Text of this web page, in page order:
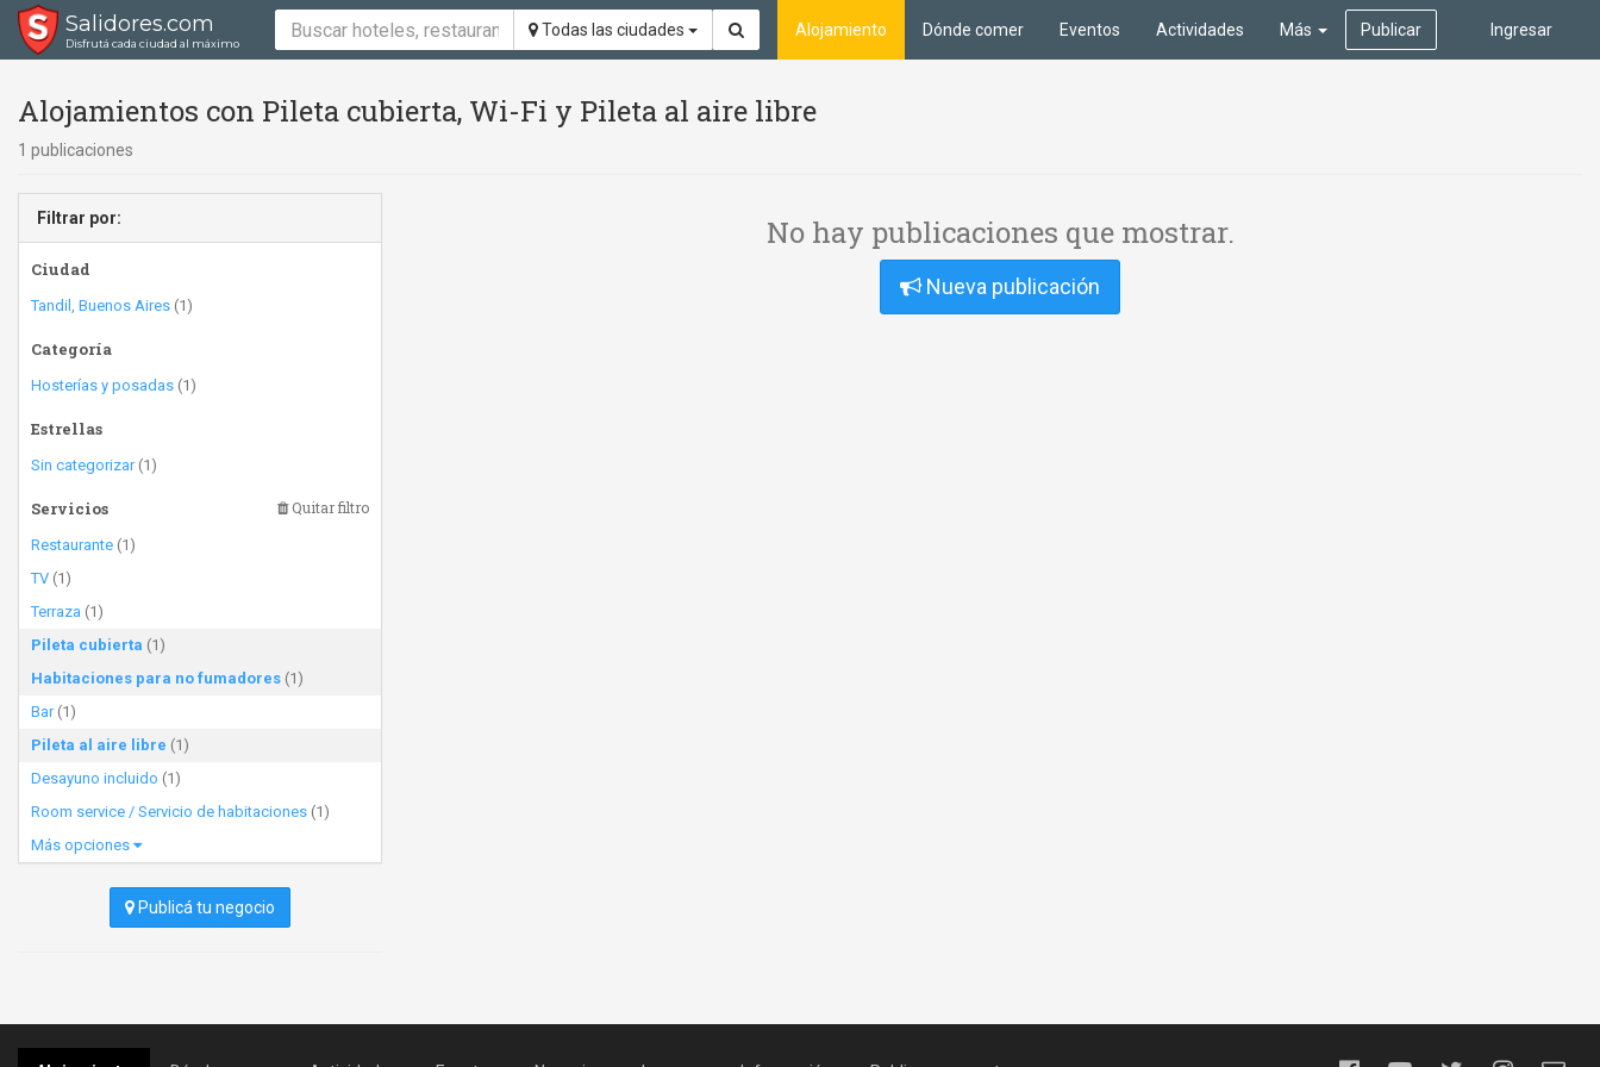
Salidores.com
Disfrutá cada ciudad al máximo
Todas las ciudades Ingresar
Alojamiento Dónde comer Eventos Actividades Más Publicar
Alojamientos con Pileta cubierta, Wi-Fi y Pileta al aire libre
1 publicaciones
Filtrar por:
Ciudad
Tandil, Buenos Aires (1)
Categoría
Hosterías y posadas (1)
Estrellas
Sin categorizar(1)
Servicios Quitar filtro
Restaurante (1)
TV (1)
Terraza (1)
Pileta cubierta (1)
Habitaciones para no fumadores (1)
Bar(1)
Pileta al aire libre (1)
Desayuno incluido (1)
Room service / Servicio de habitaciones (1)
Más opciones
Publicá tu negocio
No hay publicaciones que mostrar.
Nueva publicación